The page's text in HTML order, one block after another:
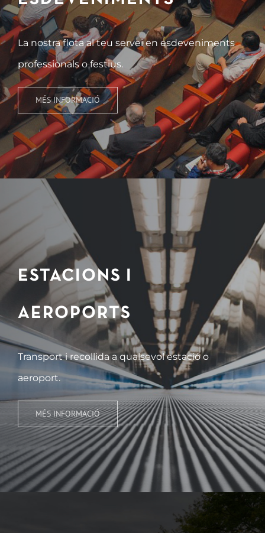
La nostra flota al teu servei en esdeveniments
professionals o festius.
MÉS INFORMACIÓ
ESTACIONS I
AEROPORTS
Transport i recollida a qualsevol estació o
aeroport.
MÉS INFORMACIÓ